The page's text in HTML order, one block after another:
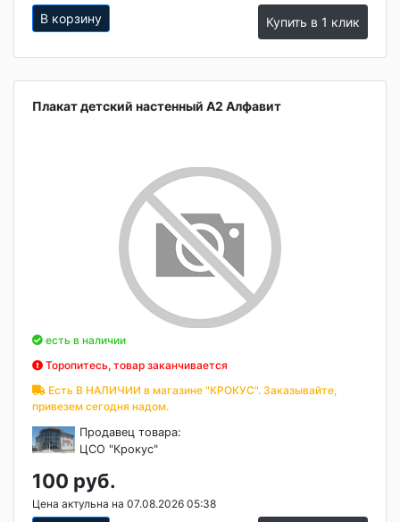
В корзину Купить в 1 клик
Плакат детский настенный А2 Алфавит
есть в наличии
Торопитесь, товар заканчивается
Есть В НАЛИЧИИ в магазине "КРОКУС". Заказывайте,
привезем сегодня надом.
Продавец товара:
ЦСО "Крокус"
100 руб.
Цена актульна на 07.08.2026 05:38